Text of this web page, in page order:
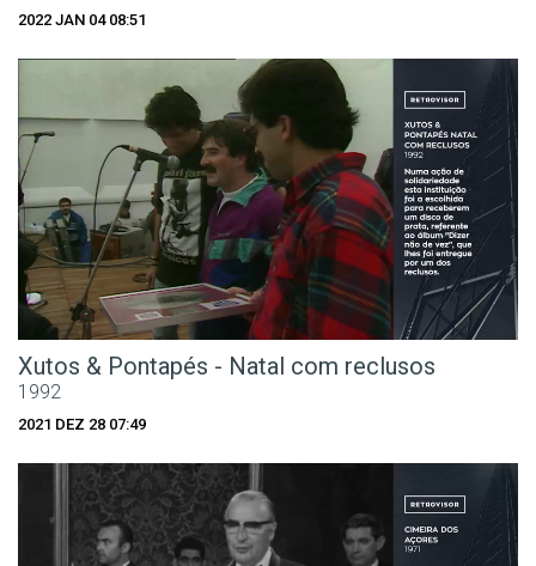
2022 JAN 04 08:51
Xutos & Pontapés - Natal com reclusos
1992
2021 DEZ 28 07:49